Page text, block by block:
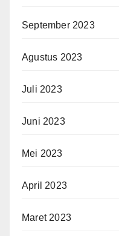
September 2023
Agustus 2023
Juli 2023
Juni 2023
Mei 2023
April 2023
Maret 2023